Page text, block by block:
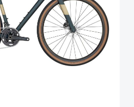
Gravel 20,
Petrol Green